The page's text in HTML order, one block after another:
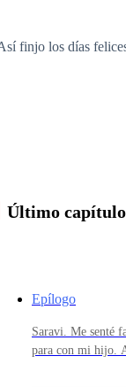
finjo los días
«Espero que te vayas
Este es un
Último capítulo
Epílogo
Saravi. Me senté
para con mi hijo.